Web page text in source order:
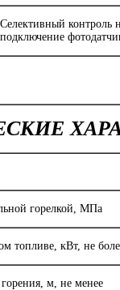
Селективный контроль
подключение
горелкой, МПа
топливе, кВт, не
м, не менее